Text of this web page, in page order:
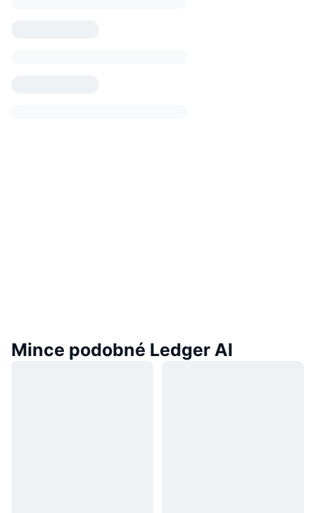
Mince podobné Ledger AI